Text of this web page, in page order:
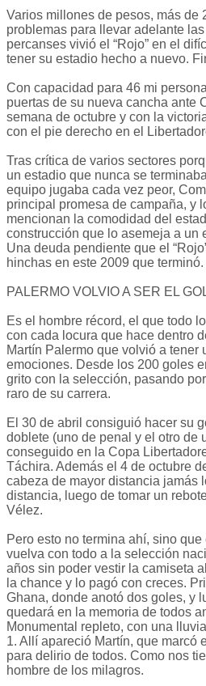
Varios millones de pesos, más de
problemas para llevar adelante
percanses vivió el “Rojo” en el
tener su estadio hecho a nuevo.
Con capacidad para 46 mi
puertas de su nueva cancha ante
semana de octubre y con la
con el pie derecho en el
Tras crítica de varios sectores
un estadio que nunca se
equipo jugaba cada vez peor,
principal promesa de campaña, y
mencionan la comodidad del
construcción que lo asemeja a un
Una deuda pendiente que el
hinchas en este 2009 que terminó.
PALERMO VOLVIO A SER EL
Es el hombre récord, el que todo
con cada locura que hace dentro
Martín Palermo que volvió a tener
emociones. Desde los 200 goles
grito con la selección, pasando
raro de su carrera.
El 30 de abril consiguió hacer su
doblete (uno de penal y el otro de
conseguido en la Copa
Táchira. Además el 4 de octubre
cabeza de mayor distancia jamás
distancia, luego de tomar un
Vélez.
Pero esto no termina ahí, sino
vuelva con todo a la selección
años sin poder vestir la camiseta
la chance y lo pagó con creces.
Ghana, donde anotó dos goles, y
quedará en la memoria de todos
Monumental repleto, con una
1. Allí apareció Martín, que marcó
para delirio de todos. Como nos
hombre de los milagros.